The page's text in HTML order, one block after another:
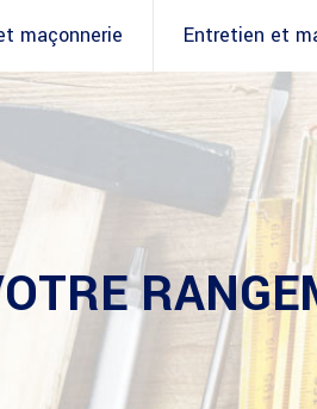
maçonnerie Entretien et